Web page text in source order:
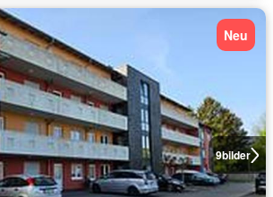
9bilder
Neu